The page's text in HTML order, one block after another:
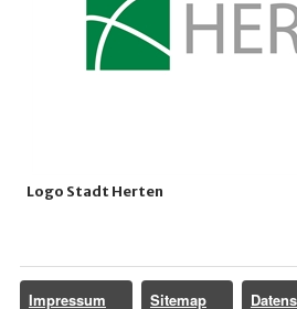
Logo Stadt Herten
Impressum Sitemap